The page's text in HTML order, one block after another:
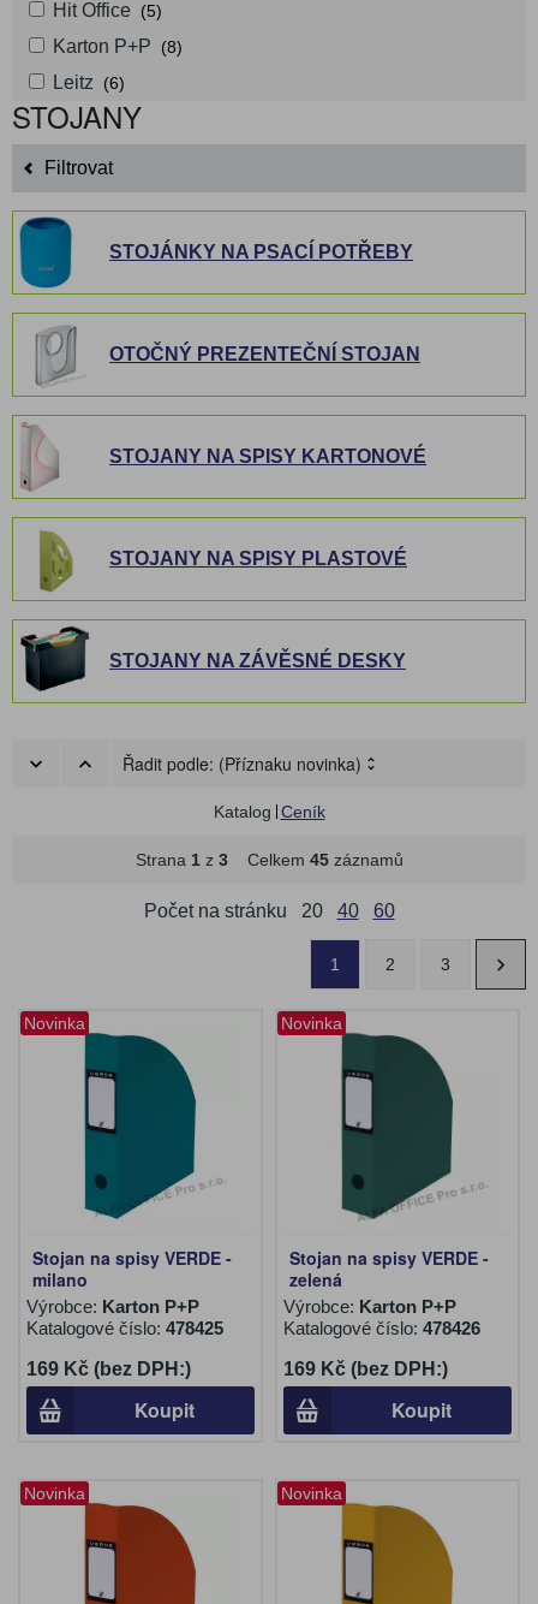
Hit Office (5)
Karton P+P (8)
Leitz (6)
STOJANY
Filtrovat
STOJÁNKY NA PSACÍ POTŘEBY
OTOČNÝ PREZENTEČNÍ STOJAN
STOJANY NA SPISY KARTONOVÉ
STOJANY NA SPISY PLASTOVÉ
STOJANY NA ZÁVĚSNÉ DESKY
Řadit podle: (Příznaku novinka)
Katalog Ceník
Strana 1z 3Celkem 45záznamů
Počet na stránku 20 40 60
1 2 3
Novinka
Stojan na spisy VERDE -
milano
Výrobce: Karton P+P
Katalogové číslo: 478425
169 Kč (bez DPH:)
Koupit
Novinka
Stojan na spisy VERDE -
zelená
Výrobce: Karton P+P
Katalogové číslo: 478426
169 Kč (bez DPH:)
Koupit
Novinka Novinka